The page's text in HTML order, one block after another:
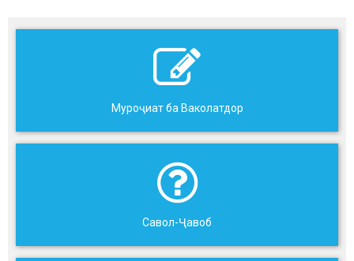
Муроҷиат ба Ваколатдор
Савол-Ҷавоб